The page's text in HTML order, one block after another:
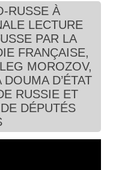
RUSSE À
LECTURE
PAR LA
FRANÇAISE,
MOROZOV,
D’ÉTAT
RUSSIE ET
DÉPUTÉS